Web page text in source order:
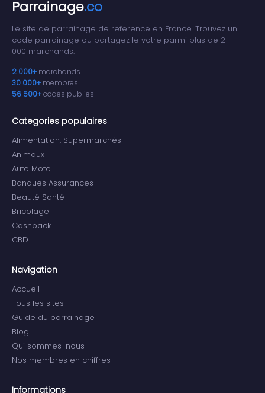
Parrainage.co
Le site de parrainage de reference en France. Trouvez un
code parrainage ou partagez le votre parmi plus de 2
000 marchands.
2 000+ marchands
30 000+ membres
56 500+codes publies
Categories populaires
Alimentation, Supermarchés
Animaux
Auto Moto
Banques Assurances
Beauté Santé
Bricolage
Cashback
CBD
Navigation
Accueil
Tous les sites
Guide du parrainage
Blog
Qui sommes-nous
Nos membres en chiffres
Informations